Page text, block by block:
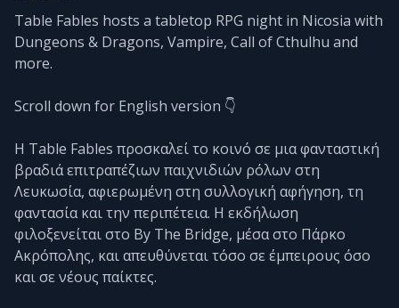
Table Fables hosts a tabletop RPG night in Nicosia with
Dungeons & Dragons, Vampire, Call of Cthulhu and
more.
Scroll down for English version 👇
Η Table Fables προσκαλεί το κοινό σε μια φανταστική
βραδιά επιτραπέζιων παιχνιδιών ρόλων στη
Λευκωσία, αφιερωμένη στη συλλογική αφήγηση, τη
φαντασία και την περιπέτεια. Η εκδήλωση
φιλοξενείται στο By The Bridge, μέσα στο Πάρκο
Ακρόπολης, και απευθύνεται τόσο σε έμπειρους όσο
και σε νέους παίκτες.